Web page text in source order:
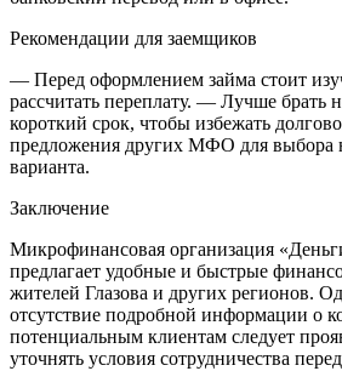
Рекомендации для заемщиков
— Перед оформлением займа стоит
рассчитать переплату. — Лучше брать
короткий срок, чтобы избежать
предложения других МФО для выбора
варианта.
Заключение
Микрофинансовая организация
предлагает удобные и быстрые
жителей Глазова и других регионов.
отсутствие подробной информации о
потенциальным клиентам следует
уточнять условия сотрудничества